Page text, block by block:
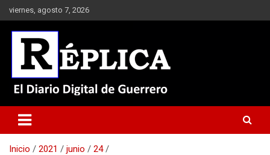
Saltar
al
contenido
viernes, agosto 7, 2026
Réplica
Inicio 2021 junio
24